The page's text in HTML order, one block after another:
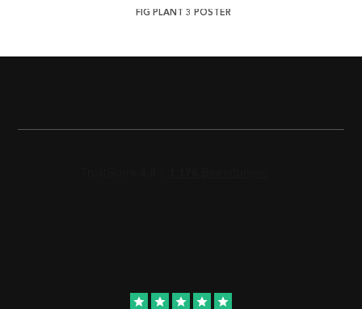
FIG PLANT 3 POSTER
star star star star star